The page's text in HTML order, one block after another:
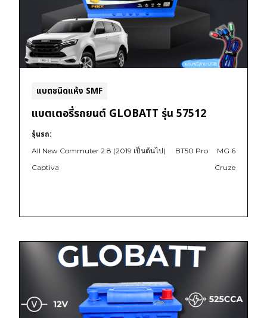
แบตชนิดแห้ง SMF
แบตเตอรี่รถยนต์ GLOBATT รุ่น 57512
รุ่นรถ:
All New Commuter 2.8 (2019 เป็นต้นไป) BT50 Pro
MG 6
Captiva
Cruze